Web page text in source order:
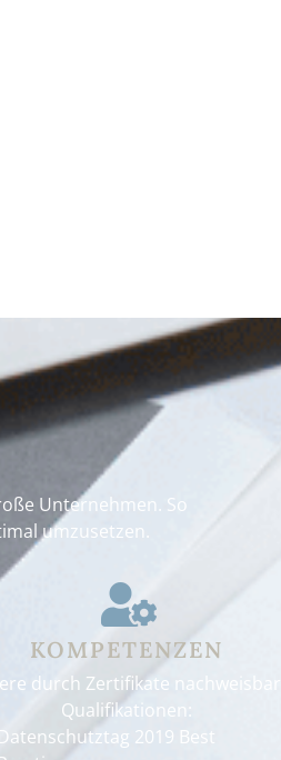
Unternehmen. So
umzusetzen.
KOMPETENZEN
durch Zertifikate nachweisbare
Qualifikationen:
Datenschutztag 2019 Best